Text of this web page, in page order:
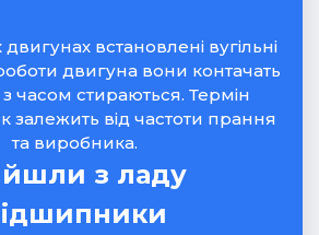
встановлені вугільні
двигуна вони контачать
з часом стираються. Термін
залежить від частоти прання
та виробника.
з ладу